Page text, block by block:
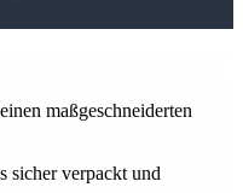
maßgeschneiderten
sicher verpackt und